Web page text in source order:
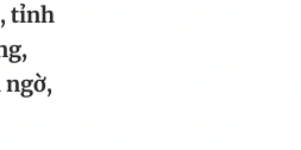
tỉnh
ngờ,